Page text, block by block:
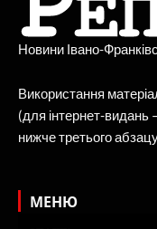
Новини Івано-
Використання
(для інтернет-видань
нижче третього
МЕНЮ